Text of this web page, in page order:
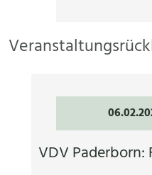
VDV Paderborn: